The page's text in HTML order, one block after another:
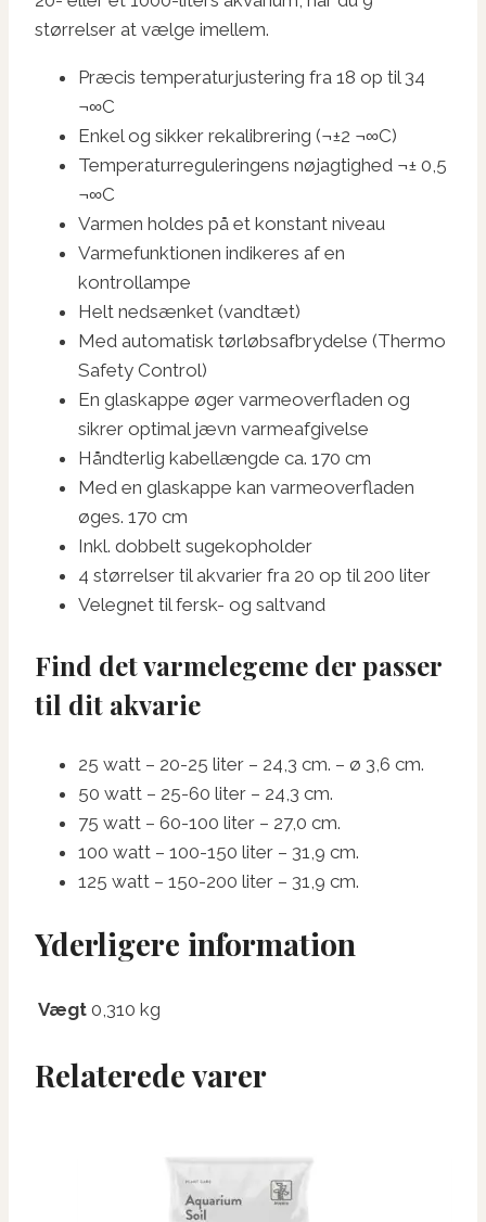
størrelser at vælge imellem.
Præcis temperaturjustering fra 18 op til 34
¬∞C
Enkel og sikker rekalibrering (¬±2 ¬∞C)
Temperaturreguleringens nøjagtighed ¬± 0,5
¬∞C
Varmen holdes på et konstant niveau
Varmefunktionen indikeres af en
kontrollampe
Helt nedsænket (vandtæt)
Med automatisk tørløbsafbrydelse (Thermo
Safety Control)
En glaskappe øger varmeoverfladen og
sikrer optimal jævn varmeafgivelse
Håndterlig kabellængde ca. 170 cm
Med en glaskappe kan varmeoverfladen
øges. 170 cm
Inkl. dobbelt sugekopholder
4 størrelser til akvarier fra 20 op til 200 liter
Velegnet til fersk- og saltvand
Find det varmelegeme der passer
til dit akvarie
25 watt – 20-25 liter – 24,3 cm. – ø 3,6 cm.
50 watt – 25-60 liter – 24,3 cm.
75 watt – 60-100 liter – 27,0 cm.
100 watt – 100-150 liter – 31,9 cm.
125 watt – 150-200 liter – 31,9 cm.
Yderligere information
Vægt 0,310 kg
Relaterede varer